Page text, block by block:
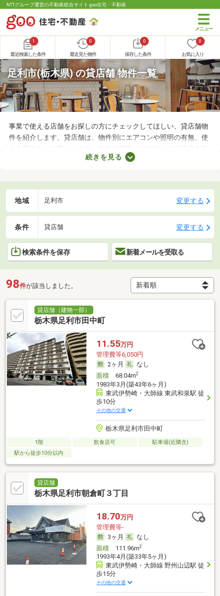
NTTグループ運営の不動産総合サイト goo住宅・不動産
1
最近検索した条件
0
最近見た物件
0
保存した条件
0
お気に入り
足利市(栃木県) の貸店舗 物件一覧
事業で使える店舗をお探しの方にチェックしてほしい、貸店舗物
件を紹介します。貸店舗は、物件別にエアコンや照明の有無、使
える用途などが異なります。物件の間取りやすでにある設備を確
認したうえで、内見を申し込むことがおすすめです。店舗の家賃
しょう。
続きを見る
地域 足利市 変更する
条件 貸店舗 変更する
検索条件を保存 新着メールを受取る
98件が該当しました。
貸店舗（建物一部）
栃木県足利市田中町
11.55万円
管理費等6,050円
2ヶ月
なし
面積68.04m2
1983年3月(築43年6ヶ月)
東武伊勢崎・大師線 東武和泉駅 徒
歩10分
その他の交通
栃木県足利市田中町
1階 飲食店可
駐車場(近隣含)
駅から徒歩10分以内
貸店舗
栃木県足利市朝倉町３丁目
18.70万円
管理費等-
3ヶ月
なし
面積111.96m2
1993年4月(築33年5ヶ月)
東武伊勢崎・大師線 野州山辺駅 徒
歩15分
その他の交通